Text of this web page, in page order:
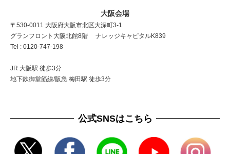
大阪会場
〒530-0011 大阪府大阪市北区大深町3-1
グランフロント大阪北館8階 ナレッジキャピタルK839
Tel : 0120-747-198
JR 大阪駅 徒歩3分
地下鉄御堂筋線/阪急 梅田駅 徒歩3分
公式SNSはこちら